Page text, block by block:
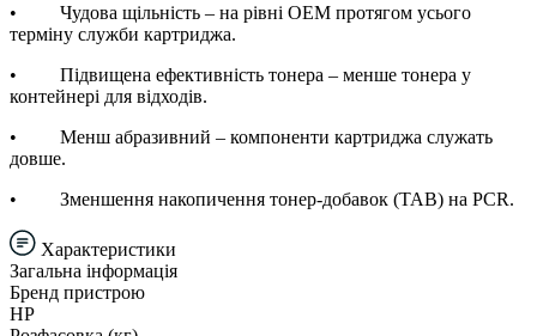
• Чудова щільність – на рівні OEM протягом усього
терміну служби картриджа.
• Підвищена ефективність тонера – менше тонера у
контейнері для відходів.
• Менш абразивний – компоненти картриджа служать
довше.
• Зменшення накопичення тонер-добавок (TAB) на PCR.
Характеристики
Загальна інформація
Бренд пристрою
HP